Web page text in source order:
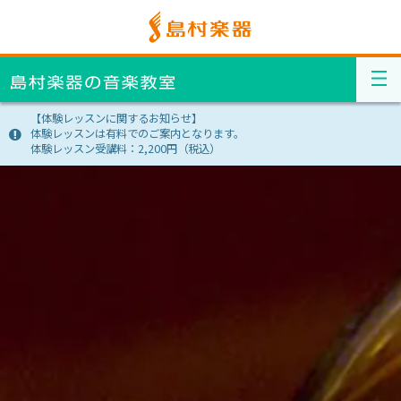
【体験レッスンに関するお知らせ】
体験レッスンは有料でのご案内となります。
体験レッスン受講料：2,200円（税込）